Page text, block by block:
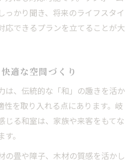
っかり聞き、将来のライフスタイ
応できるプランを立てることが大
適な空間づくり
は、伝統的な「和」の趣きを活か
性を取り入れる点にあります。岐
じる和室は、家族や来客をもてな
。
の畳や障子、木材の質感を活かし